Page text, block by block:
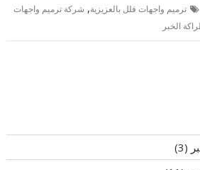
ترميم واجهات فلل بالعزيزية, شركة ترميم واجهات
الخبر
(3)